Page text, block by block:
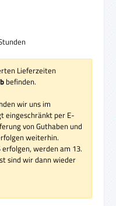
Lieferzeiten
befinden.
wir uns im
eingeschränkt per E-
von Guthaben und
weiterhin.
werden am 13.
sind wir dann wieder